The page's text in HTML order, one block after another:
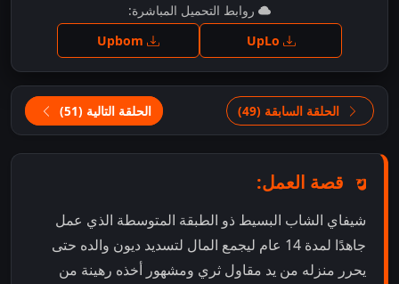
اضغط للمشاهدة
روابط التحميل المباشرة:
الحلقة السابقة (49) الحلقة التالية (51)
قصة العمل:
شيفاي الشاب البسيط ذو الطبقة المتوسطة الذي عمل
جاهدًا لمدة 14 عام ليجمع المال لتسديد ديون والده حتى
يحرر منزله من يد مقاول ثري ومشهور أخذه رهينة من